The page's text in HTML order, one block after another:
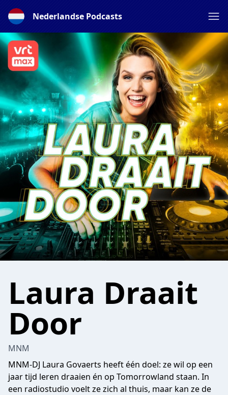
Nederlandse Podcasts
Laura Draait
Door
MNM
MNM-DJ Laura Govaerts heeft één doel: ze wil op een
jaar tijd leren draaien én op Tomorrowland staan. In
een radiostudio voelt ze zich al thuis, maar kan ze de